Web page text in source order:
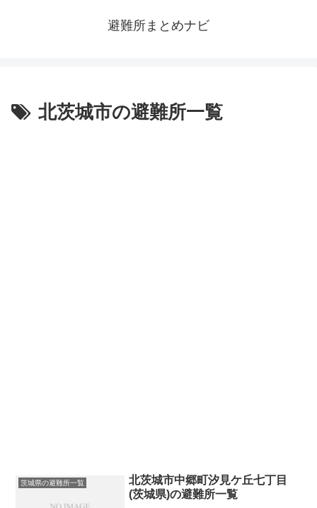
避難所まとめナビ
北茨城市の避難所一覧
茨城県の避難所一覧
北茨城市中郷町汐見ケ丘七丁目
(茨城県)の避難所一覧